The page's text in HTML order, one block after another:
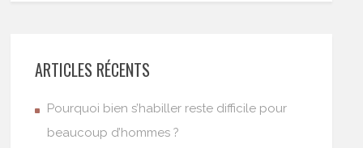
ARTICLES RÉCENTS
Pourquoi bien s’habiller reste difficile pour
beaucoup d’hommes ?